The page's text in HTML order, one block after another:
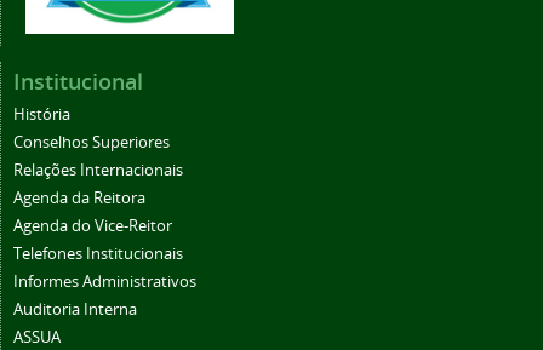
Institucional
História
Conselhos Superiores
Relações Internacionais
Agenda da Reitora
Agenda do Vice-Reitor
Telefones Institucionais
Informes Administrativos
Auditoria Interna
ASSUA